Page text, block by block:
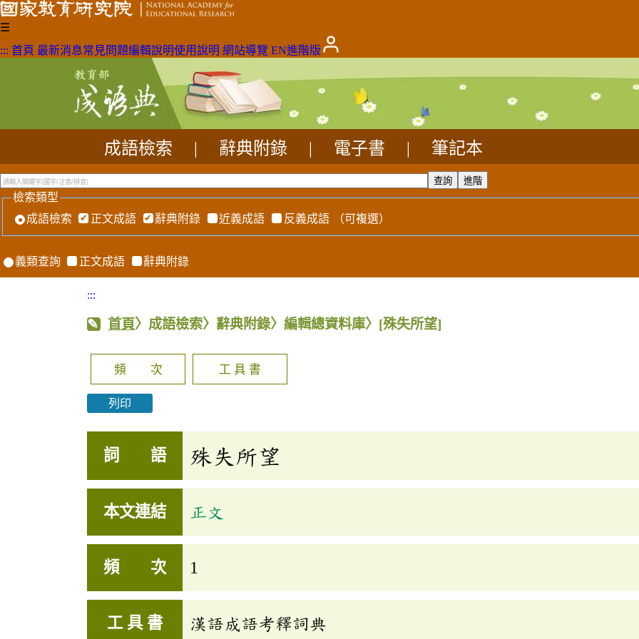
☰
::: 首頁 最新消息常見問題編輯說明使用說明 網站導覽 EN進階版
成語檢索 辭典附錄 電子書 筆記本
檢索類型
成語檢索
正文成語 辭典附錄 近義成語 反義成語 （可複選）
義類查詢 正文成語 辭典附錄
:::
首頁〉成語檢索〉辭典附錄〉編輯總資料庫〉 [殊失所望]
頻 次 工 具 書
列印
詞 語 殊失所望
本文連結 正文
頻 次 1
工 具 書 漢語成語考釋詞典